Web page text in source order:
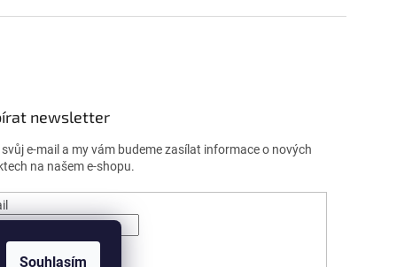
Souhlasím
newsletter
e-mail a my vám budeme zasílat informace o nových
na našem e-shopu.